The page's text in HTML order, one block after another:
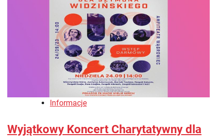
Informacje
Wyjątkowy Koncert Charytatywny dla